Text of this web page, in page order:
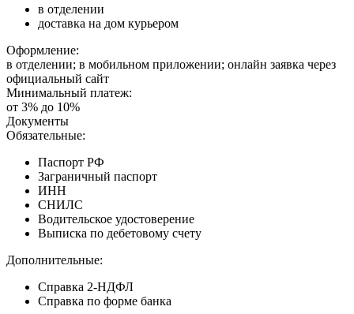
в отделении
доставка на дом курьером
Оформление:
в отделении; в мобильном приложении; онлайн заявка через
официальный сайт
Минимальный платеж:
от 3% до 10%
Документы
Обязательные:
Паспорт РФ
Заграничный паспорт
ИНН
СНИЛС
Водительское удостоверение
Выписка по дебетовому счету
Дополнительные:
Справка 2-НДФЛ
Справка по форме банка